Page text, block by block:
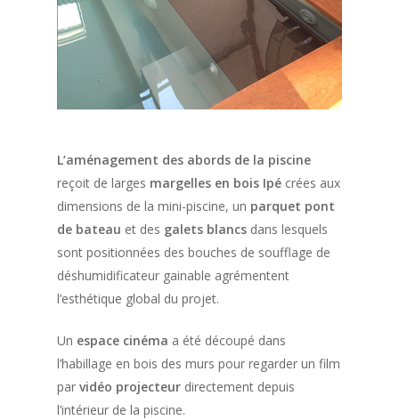
L’aménagement des abords de la piscine
reçoit de larges margelles en bois Ipé crées aux
dimensions de la mini-piscine, un parquet pont
de bateau et des galets blancs dans lesquels
sont positionnées des bouches de soufflage de
déshumidificateur gainable agrémentent
l’esthétique global du projet.
Un espace cinéma a été découpé dans
l’habillage en bois des murs pour regarder un film
par vidéo projecteur directement depuis
l’intérieur de la piscine.